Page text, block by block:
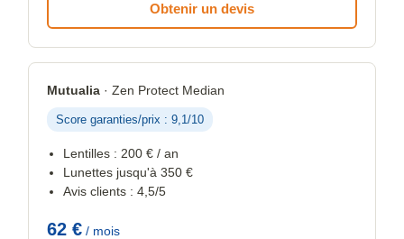
Obtenir un devis
Mutualia · Zen Protect Median
Score garanties/prix : 9,1/10
Lentilles : 200 € / an
Lunettes jusqu'à 350 €
Avis clients : 4,5/5
62 € / mois